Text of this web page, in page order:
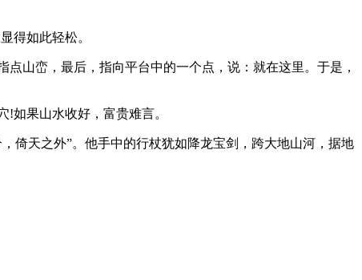
得如此轻松。
山峦，最后，指向平台中的一个点，说：就在这里。于是，
果山水收好，富贵难言。
天之外”。他手中的行杖犹如降龙宝剑，跨大地山河，据地